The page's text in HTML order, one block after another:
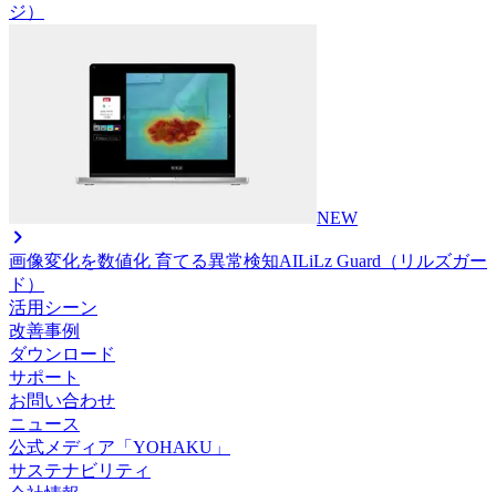
ジ）
NEW
画像変化を数値化 育てる異常検知AILiLz Guard（リルズガー
ド）
活用シーン
改善事例
ダウンロード
サポート
お問い合わせ
ニュース
公式メディア「YOHAKU」
サステナビリティ